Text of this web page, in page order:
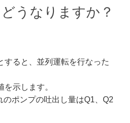
うなりますか？
ると、並列運転を行なった
示します。
ポンプの吐出し量はQ1、Q2